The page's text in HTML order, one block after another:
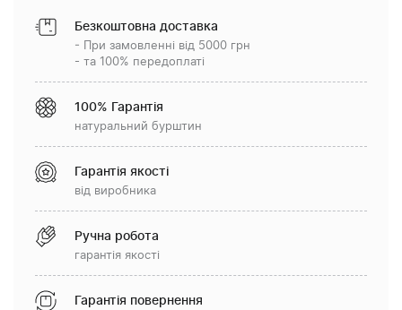
Безкоштовна доставка
- При замовленні від 5000 грн
- та 100% передоплаті
100% Гарантія
натуральний бурштин
Гарантія якості
від виробника
Ручна робота
гарантія якості
Гарантія повернення